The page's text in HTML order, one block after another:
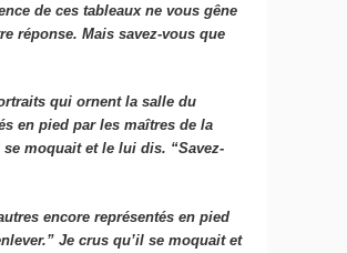
de ces tableaux ne vous gêne
réponse. Mais savez-vous que
qui ornent la salle du
en pied par les maîtres de la
moquait et le lui dis. “Savez-
encore représentés en pied
Je crus qu’il se moquait et